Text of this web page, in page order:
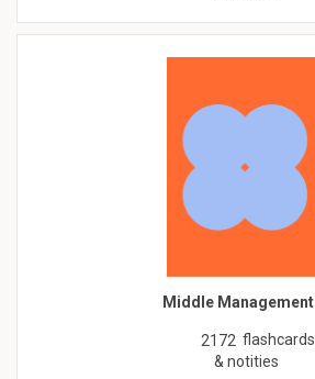
Middle Management
2172 flashcards
& notities